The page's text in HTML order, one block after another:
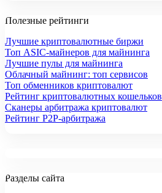
Полезные рейтинги
Лучшие криптовалютные биржи
Топ ASIC-майнеров для майнинга
Лучшие пулы для майнинга
Облачный майнинг: топ сервисов
Топ обменников криптовалют
Рейтинг криптовалютных кошельков
Сканеры арбитража криптовалют
Рейтинг P2P-арбитража
Разделы сайта